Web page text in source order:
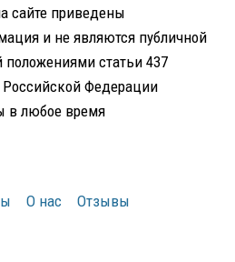
сайте приведены
и не являются публичной
положениями статьи 437
Федерации
в любое время
О нас
Отзывы